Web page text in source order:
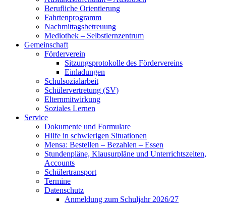
Berufliche Orientierung
Fahrtenprogramm
Nachmittagsbetreuung
Mediothek – Selbstlernzentrum
Gemeinschaft
Förderverein
Sitzungsprotokolle des Fördervereins
Einladungen
Schulsozialarbeit
Schülervertretung (SV)
Elternmitwirkung
Soziales Lernen
Service
Dokumente und Formulare
Hilfe in schwierigen Situationen
Mensa: Bestellen – Bezahlen – Essen
Stundenpläne, Klausurpläne und Unterrichtszeiten,
Accounts
Schülertransport
Termine
Datenschutz
Anmeldung zum Schuljahr 2026/27